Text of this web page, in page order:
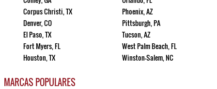
Corpus Christi, TX
Denver, CO
El Paso, TX
Fort Myers, FL
Houston, TX
Phoenix, AZ
Pittsburgh, PA
Tucson, AZ
West Palm Beach, FL
Winston-Salem, NC
MARCAS POPULARES